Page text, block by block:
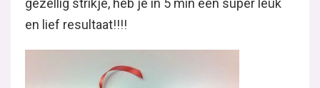
gezellig strikje, heb je in 5 min een super leuk
en lief resultaat!!!!